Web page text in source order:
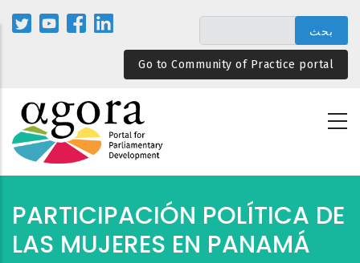
المحتوى
الرئيسيGo to Community of Practice portal
PARTICIPACIÓN POLÍTICA DE
LAS MUJERES EN PANAMÁ